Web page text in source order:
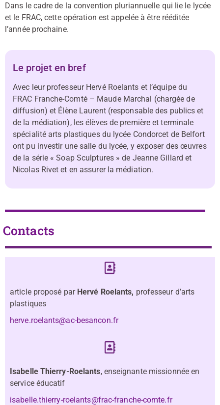
Dans le cadre de la convention pluriannuelle qui lie le lycée
et le FRAC, cette opération est appelée à être rééditée
l’année prochaine.
Le projet en bref
Avec leur professeur Hervé Roelants et l’équipe du
FRAC Franche-Comté – Maude Marchal (chargée de
diffusion) et Élène Laurent (responsable des publics et
de la médiation), les élèves de première et terminale
spécialité arts plastiques du lycée Condorcet de Belfort
ont pu investir une salle du lycée, y exposer des œuvres
de la série « Soap Sculptures » de Jeanne Gillard et
Nicolas Rivet et en assurer la médiation.
Contacts
article proposé par Hervé Roelants, professeur d’arts
plastiques
herve.roelants@ac-besancon.fr
Isabelle Thierry-Roelants, enseignante missionnée en
service éducatif
isabelle.thierry-roelants@frac-franche-comte.fr